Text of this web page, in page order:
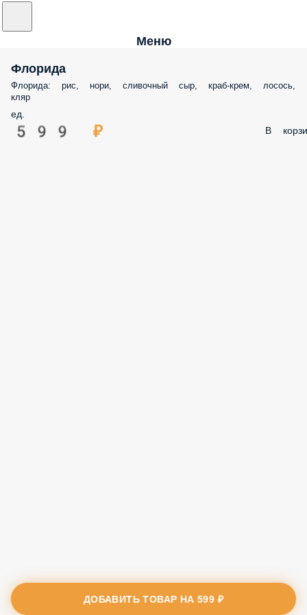
Меню
Флорида
Флорида: рис, нори, сливочный сыр, краб-крем, лосось,
кляр
ед.
599 ₽ В
ДОБАВИТЬ ТОВАР НА599 ₽